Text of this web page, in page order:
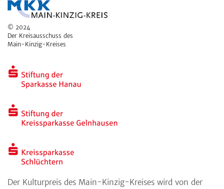
© 2024
Der Kreisausschuss des
Main-Kinzig-Kreises
Der Kulturpreis des Main-Kinzig-Kreises wird von der